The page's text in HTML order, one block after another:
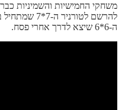
משחקי החמישיות והשמיניות כבר
להרשם
ה-6*6 שיצא לדרך אחרי פסח.